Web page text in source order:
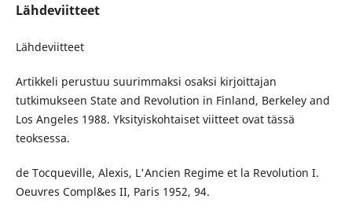
Lähdeviitteet
Lähdeviitteet
Artikkeli perustuu suurimmaksi osaksi kirjoittajan
tutkimukseen State and Revolution in Finland, Berkeley and
Los Angeles 1988. Yksityiskohtaiset viitteet ovat tässä
teoksessa.
de Tocqueville, Alexis, L'Ancien Regime et la Revolution I.
Oeuvres Compl&es II, Paris 1952, 94.